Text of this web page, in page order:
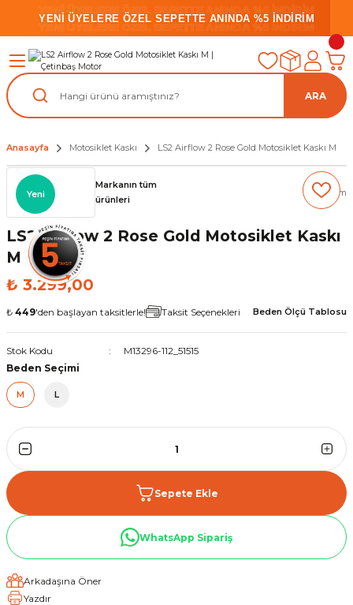
YENİ ÜYELERE ÖZEL SEPETTE ANINDA %5 İNDİRİM
YENİ ÜYELERE ÖZEL SEPETTE ANINDA %5 İNDİRİM
YENİ ÜYELERE ÖZEL SEPETTE ANINDA %5 İNDİRİM
ARA
Anasayfa Motosiklet Kaskı LS2 Airflow 2 Rose Gold Motosiklet Kaskı M
Yeni
Markanın tüm
ürünleri
(0) Yorum
LS2 Airflow 2 Rose Gold Motosiklet Kaskı
M
₺ 3.299,00
₺ 449'den başlayan taksitlerle! Taksit Seçenekleri Beden Ölçü Tablosu
Stok Kodu
M13296-112_51515
Beden Seçimi
M L
Sepete Ekle
WhatsApp Sipariş
Arkadaşına Öner
Yazdır